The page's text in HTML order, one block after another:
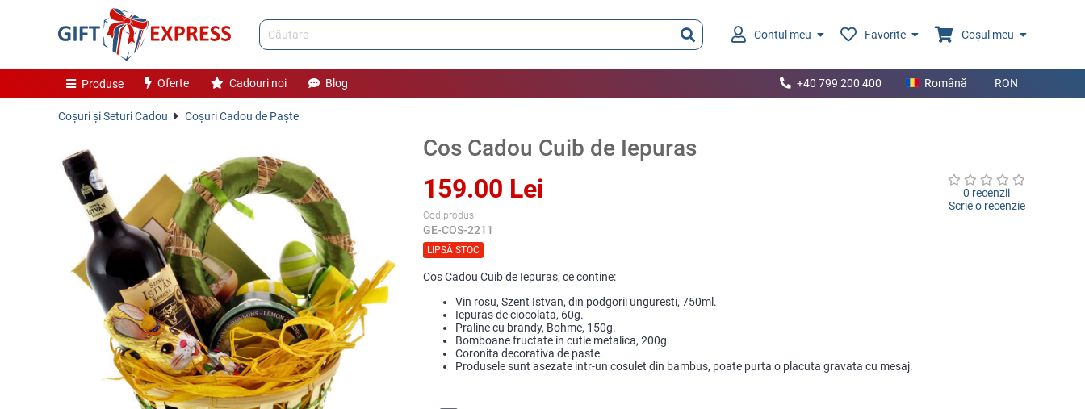
Contul meu Favorite Coșul meu
Produse Oferte Cadouri noi Blog +40 799 200 400 Română RON
Coşuri și Seturi Cadou Coşuri Cadou de Paşte
Cos Cadou Cuib de Iepuras
159.00 Lei
Cod produs
GE-COS-2211
LIPSĂ STOC
0 recenzii
Scrie o recenzie
Cos Cadou Cuib de Iepuras, ce contine:
Vin rosu, Szent Istvan, din podgorii unguresti, 750ml.
Iepuras de ciocolata, 60g.
Praline cu brandy, Bohme, 150g.
Bomboane fructate in cutie metalica, 200g.
Coronita decorativa de paste.
Produsele sunt asezate intr-un cosulet din bambus, poate purta o placuta gravata cu mesaj.